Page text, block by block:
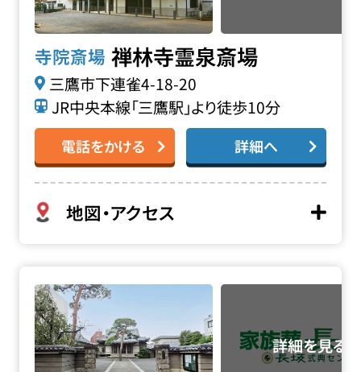
寺院斎場 禅林寺霊泉斎場
三鷹市下連雀4-18-20
JR中央本線「三鷹駅」より徒歩10分
電話をかける 詳細へ
地図・アクセス